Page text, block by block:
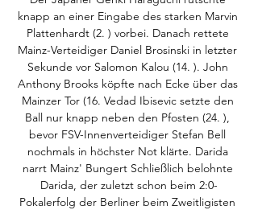
knapp an einer Eingabe des starken Marvin
Plattenhardt (2. ) vorbei. Danach rettete
Mainz-Verteidiger Daniel Brosinski in letzter
Sekunde vor Salomon Kalou (14. ). John
Anthony Brooks köpfte nach Ecke über das
Mainzer Tor (16. Vedad Ibisevic setzte den
Ball nur knapp neben den Pfosten (24. ),
bevor FSV-Innenverteidiger Stefan Bell
nochmals in höchster Not klärte. Darida
narrt Mainz' Bungert Schließlich belohnte
Darida, der zuletzt schon beim 2:0-
Pokalerfolg der Berliner beim Zweitligisten